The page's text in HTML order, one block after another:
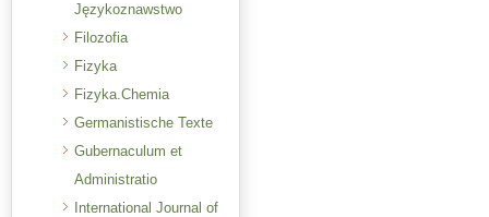
Językoznawstwo
Filozofia
Fizyka
Fizyka.Chemia
Germanistische Texte
Gubernaculum et
Administratio
International Journal of